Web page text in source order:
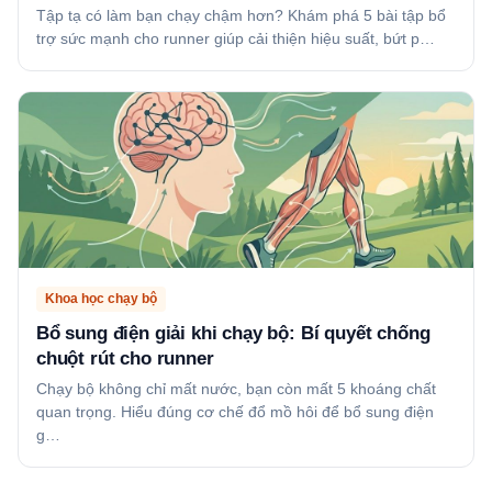
Tập tạ có làm bạn chạy chậm hơn? Khám phá 5 bài tập bổ
trợ sức mạnh cho runner giúp cải thiện hiệu suất, bứt p…
Khoa học chạy bộ
Bổ sung điện giải khi chạy bộ: Bí quyết chống
chuột rút cho runner
Chạy bộ không chỉ mất nước, bạn còn mất 5 khoáng chất
quan trọng. Hiểu đúng cơ chế đổ mồ hôi để bổ sung điện
g…